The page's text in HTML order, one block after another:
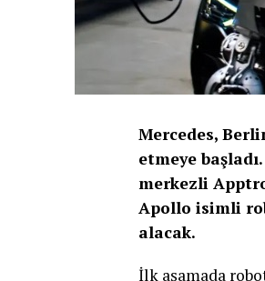
Mercedes,
etmeye
merkezli
Apollo isimli
alacak.
İlk aşamada